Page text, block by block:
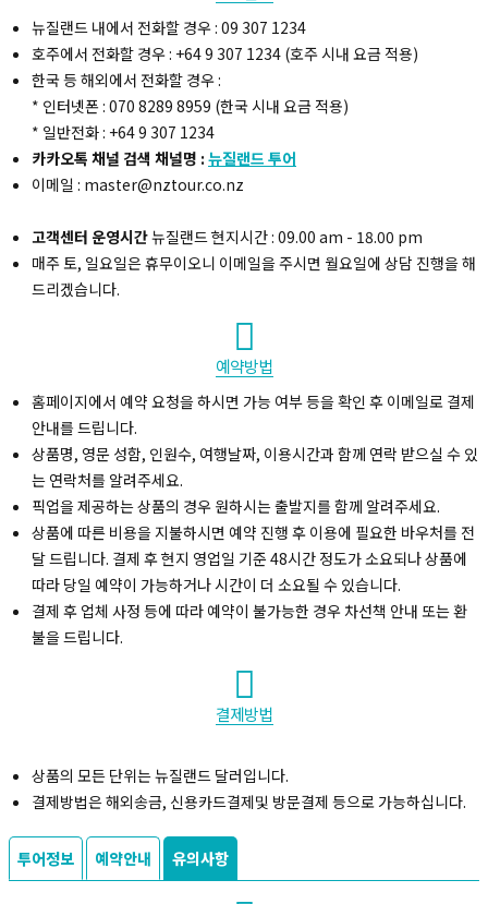
뉴질랜드 내에서 전화할 경우 : 09 307 1234
호주에서 전화할 경우 : +64 9 307 1234 (호주 시내 요금 적용)
한국 등 해외에서 전화할 경우 :
* 인터넷폰 : 070 8289 8959 (한국 시내 요금 적용)
* 일반전화 : +64 9 307 1234
카카오톡 채널 검색 채널명 : 뉴질랜드 투어
이메일 : master@nztour.co.nz
고객센터 운영시간뉴질랜드 현지시간 : 09.00 am - 18.00 pm
매주 토, 일요일은 휴무이오니 이메일을 주시면 월요일에 상담 진행을 해
드리겠습니다.
예약방법
홈페이지에서 예약 요청을 하시면 가능 여부 등을 확인 후 이메일로 결제
안내를 드립니다.
상품명, 영문 성함, 인원수, 여행날짜, 이용시간과 함께 연락 받으실 수 있
는 연락처를 알려주세요.
픽업을 제공하는 상품의 경우 원하시는 출발지를 함께 알려주세요.
상품에 따른 비용을 지불하시면 예약 진행 후 이용에 필요한 바우처를 전
달 드립니다. 결제 후 현지 영업일 기준 48시간 정도가 소요되나 상품에
따라 당일 예약이 가능하거나 시간이 더 소요될 수 있습니다.
결제 후 업체 사정 등에 따라 예약이 불가능한 경우 차선책 안내 또는 환
불을 드립니다.
결제방법
상품의 모든 단위는 뉴질랜드 달러입니다.
결제방법은 해외송금, 신용카드결제및 방문결제 등으로 가능하십니다.
투어정보 예약안내 유의사항